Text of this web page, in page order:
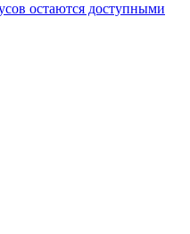
остаются доступными